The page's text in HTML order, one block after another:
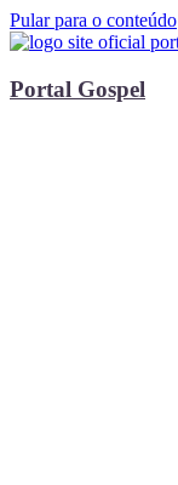
Pular para o conteúdo
Portal Gospel